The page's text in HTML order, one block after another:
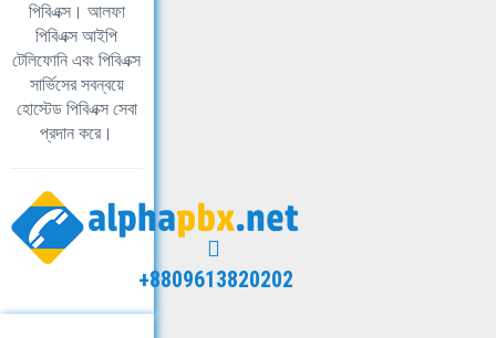
পিবিএক্স। আলফা
পিবিএক্স আইপি
টেলিফোনি এবং পিবিএক্স
সার্ভিসের সবন্বয়ে
হোস্টেড পিবিএক্স সেবা
প্রদান করে।
+8809613820202